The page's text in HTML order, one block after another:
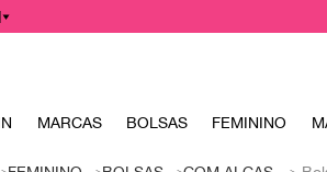
MARCAS BOLSAS FEMININO